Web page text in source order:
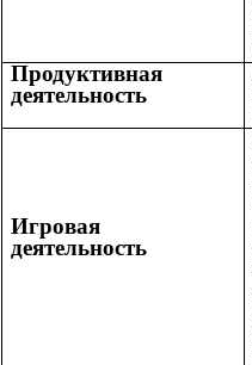
Продуктивная
деятельность
Игровая
деятельность